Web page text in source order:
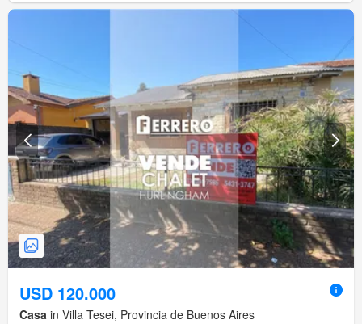
USD 120.000
Casa in Villa Tesei, Provincia de Buenos Aires